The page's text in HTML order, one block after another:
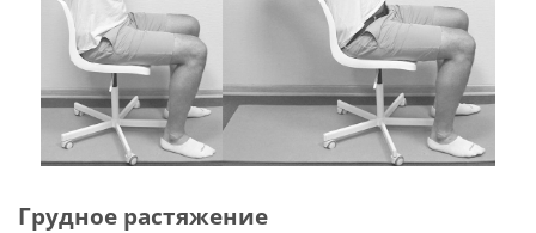
Грудное растяжение